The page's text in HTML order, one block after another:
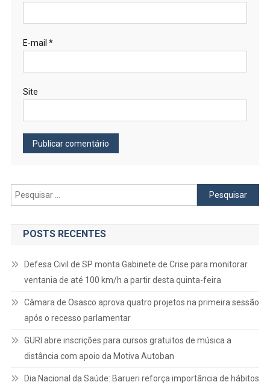
E-mail *
Site
Pesquisar
por:
POSTS RECENTES
Defesa Civil de SP monta Gabinete de Crise para monitorar
ventania de até 100 km/h a partir desta quinta-feira
Câmara de Osasco aprova quatro projetos na primeira sessão
após o recesso parlamentar
GURI abre inscrições para cursos gratuitos de música a
distância com apoio da Motiva Autoban
Dia Nacional da Saúde: Barueri reforça importância de hábitos